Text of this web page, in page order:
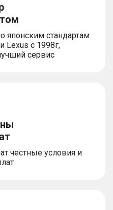
японским стандартам
Lexus с 1998г,
сервис
честные условия и